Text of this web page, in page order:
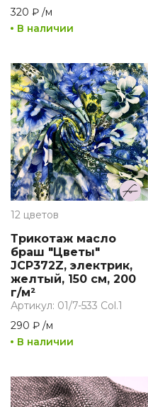
320 ₽ /м
В наличии
12 цветов
Трикотаж масло
браш "Цветы"
JCP372Z, электрик,
желтый, 150 см, 200
г/м²
Артикул: 01/7-533 Col.1
290 ₽ /м
В наличии